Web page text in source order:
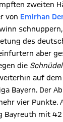
zweiten
von Emirhan
des
aber
die Schnüdel
auf
Bayern. Der
vier Punkte.
Bayreuth mit 42